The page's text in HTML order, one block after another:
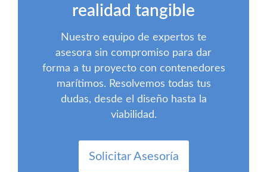
realidad tangible
Nuestro equipo de expertos te
asesora sin compromiso para dar
forma a tu proyecto con contenedores
marítimos. Resolvemos todas tus
dudas, desde el diseño hasta la
viabilidad.
Solicitar Asesoría